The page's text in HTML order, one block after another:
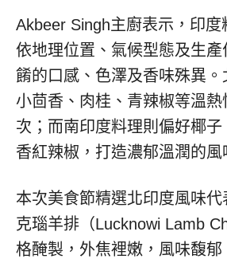
Akbeer Singh主廚表示，印度
依地理位置、氣候型態及生
餚的口感、色澤及香味殊異
小茴香、肉桂、青辣椒等溫熱
次；而南印度料理則偏好椰
香紅辣椒，打造濃郁溫潤的風
本次美食節精選北印度風味
克瑙羊排（Lucknowi Lamb
格醃製，外焦裡嫩，風味馥郁